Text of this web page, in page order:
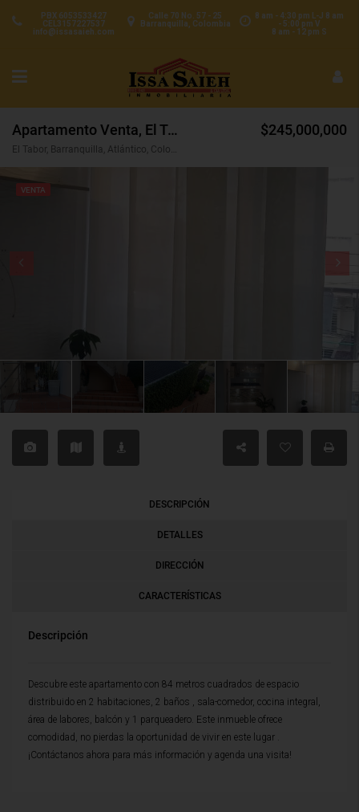
8 am - 4:30 pm L-J 8 am
- 5:00 pm V
8 am - 12 pm S
Calle 70 No. 57 - 25
Barranquilla, Colombia
PBX 6053533427
CEL3157227537
info@issasaieh.com
Apartamento Venta, El Tabor, Barranquilla (31058)
El Tabor, Barranquilla, Atlántico, Colombia
$245,000,000
VENTA
DESCRIPCIÓN
DETALLES
DIRECCIÓN
CARACTERÍSTICAS
Descripción
Descubre este apartamento con 84 metros cuadrados de espacio
distribuido en 2 habitaciones, 2 baños , sala-comedor, cocina integral,
área de labores, balcón y 1 parqueadero. Este inmueble ofrece
comodidad, no pierdas la oportunidad de vivir en este lugar .
¡Contáctanos ahora para más información y agenda una visita!